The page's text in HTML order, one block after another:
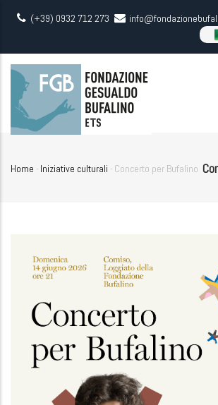
content
(+39) 0932 712 273
Home - Iniziative culturali - Concerto per Bufalino